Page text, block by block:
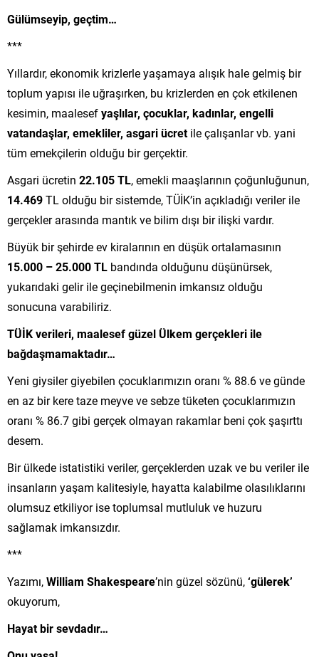
Gülümseyip, geçtim…
***
Yıllardır, ekonomik krizlerle yaşamaya alışık hale gelmiş bir
toplum yapısı ile uğraşırken, bu krizlerden en çok etkilenen
kesimin, maalesefyaşlılar, çocuklar, kadınlar, engelli
vatandaşlar, emekliler, asgari ücretile çalışanlar vb. yani
tüm emekçilerin olduğu bir gerçektir.
Asgari ücretin 22.105 TL, emekli maaşlarının çoğunluğunun,
14.469TL olduğu bir sistemde, TÜİK’in açıkladığı veriler ile
gerçekler arasında mantık ve bilim dışı bir ilişki vardır.
Büyük bir şehirde ev kiralarının en düşük ortalamasının
15.000 – 25.000 TL bandında olduğunu düşünürsek,
yukarıdaki gelir ile geçinebilmenin imkansız olduğu
sonucuna varabiliriz.
TÜİK verileri, maalesef güzel Ülkem gerçekleri ile
bağdaşmamaktadır…
Yeni giysiler giyebilen çocuklarımızın oranı % 88.6 ve günde
en az bir kere taze meyve ve sebze tüketen çocuklarımızın
oranı % 86.7 gibi gerçek olmayan rakamlar beni çok şaşırttı
desem.
Bir ülkede istatistiki veriler, gerçeklerden uzak ve bu veriler ile
insanların yaşam kalitesiyle, hayatta kalabilme olasılıklarını
olumsuz etkiliyor ise toplumsal mutluluk ve huzuru
sağlamak imkansızdır.
***
Yazımı,William Shakespeare’nin güzel sözünü,‘gülerek’
okuyorum,
Hayat bir sevdadır…